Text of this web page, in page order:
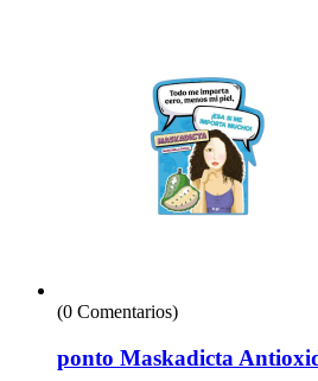
(0 Comentarios)
ponto Maskadicta